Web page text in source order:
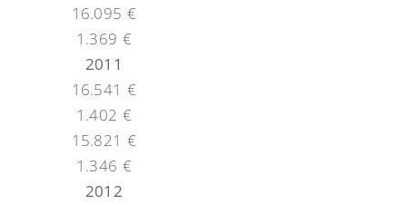
16.095 €
1.369 €
2011
16.541 €
1.402 €
15.821 €
1.346 €
2012